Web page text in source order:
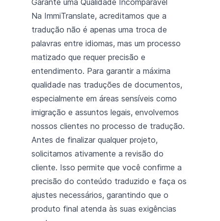
Na ImmiTranslate, acreditamos que a
tradução não é apenas uma troca de
palavras entre idiomas, mas um processo
matizado que requer precisão e
entendimento. Para garantir a máxima
qualidade nas traduções de documentos,
especialmente em áreas sensíveis como
imigração e assuntos legais, envolvemos
nossos clientes no processo de tradução.
Antes de finalizar qualquer projeto,
solicitamos ativamente a revisão do
cliente. Isso permite que você confirme a
precisão do conteúdo traduzido e faça os
ajustes necessários, garantindo que o
produto final atenda às suas exigências